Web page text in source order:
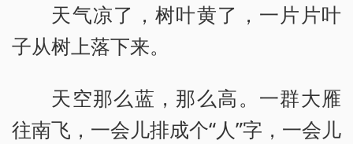
天气凉了，树叶黄了，一片片叶
子从树上落下来。
天空那么蓝，那么高。一群大雁
往南飞，一会儿排成个“人”字，一会儿